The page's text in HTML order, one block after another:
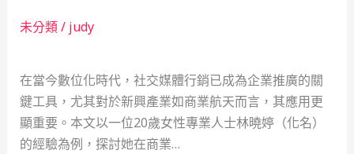
未分類/ judy
在當今數位化時代，社交媒體行銷已成為企業推廣的關
鍵工具，尤其對於新興產業如商業航天而言，其應用更
顯重要。本文以一位20歲女性專業人士林曉婷（化名）
的經驗為例，探討她在商業…